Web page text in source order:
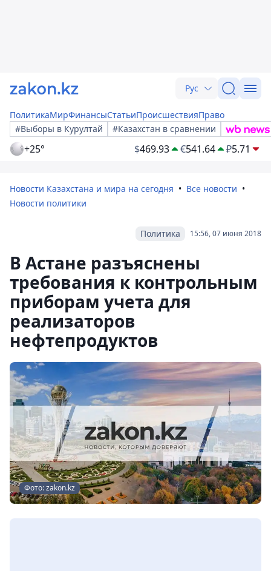
Рус
ПолитикаМирФинансыСтатьиПроисшествияПраво
#Выборы в Курултай
#Казахстан в сравнении
+25° $469.93 €541.64 ₽5.71
Новости Казахстана и мира на сегодня
Все новости
Новости политики
15:56, 07 июня 2018
Политика
В Астане разъяснены
требования к контрольным
приборам учета для
реализаторов
нефтепродуктов
Фото: zakon.kz